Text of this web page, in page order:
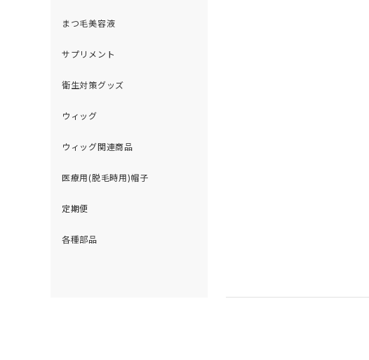
まつ毛美容液
サプリメント
衛生対策グッズ
ウィッグ
ウィッグ関連商品
医療用(脱毛時用)帽子
定期便
各種部品